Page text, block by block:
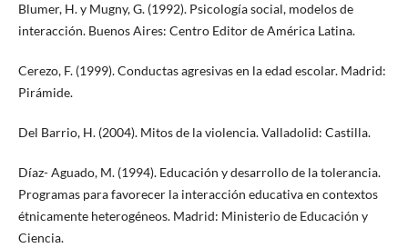
Blumer, H. y Mugny, G. (1992). Psicología social, modelos de
interacción. Buenos Aires: Centro Editor de América Latina.
Cerezo, F. (1999). Conductas agresivas en la edad escolar. Madrid:
Pirámide.
Del Barrio, H. (2004). Mitos de la violencia. Valladolid: Castilla.
Díaz- Aguado, M. (1994). Educación y desarrollo de la tolerancia.
Programas para favorecer la interacción educativa en contextos
étnicamente heterogéneos. Madrid: Ministerio de Educación y
Ciencia.